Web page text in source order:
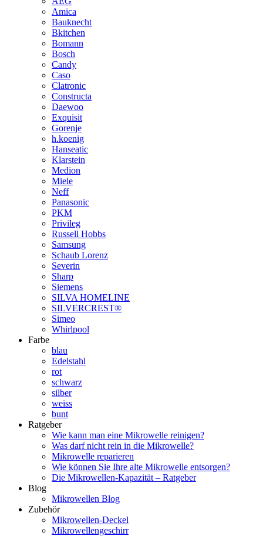
Amica
Bauknecht
Bkitchen
Bomann
Bosch
Candy
Caso
Clatronic
Constructa
Daewoo
Exquisit
Gorenje
h.koenig
Hanseatic
Klarstein
Medion
Miele
Neff
Panasonic
PKM
Privileg
Russell Hobbs
Samsung
Schaub Lorenz
Severin
Sharp
Siemens
SILVA HOMELINE
SILVERCREST®
Simeo
Whirlpool
Farbe
blau
Edelstahl
rot
schwarz
silber
weiss
bunt
Ratgeber
Wie kann man eine Mikrowelle reinigen?
Was darf nicht rein in die Mikrowelle?
Mikrowelle reparieren
Wie können Sie Ihre alte Mikrowelle entsorgen?
Die Mikrowellen-Kapazität – Ratgeber
Blog
Mikrowellen Blog
Zubehör
Mikrowellen-Deckel
Mikrowellengeschirr